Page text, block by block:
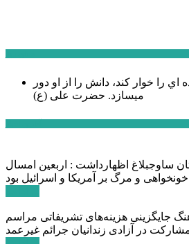
اي را خوار كند، دانش را از او دور
میسازد. حضرت علی (ع)
ساوجبلاغ اظهارداشت : اربعین امسال
جایگزینی هزینه‌های تشریفاتی مراسم
در آزادی زندانیان جرائم غیرعمد